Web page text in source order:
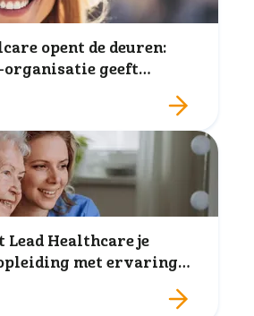
opent de deuren:
organisatie geeft
Healthcare je
met ervaring